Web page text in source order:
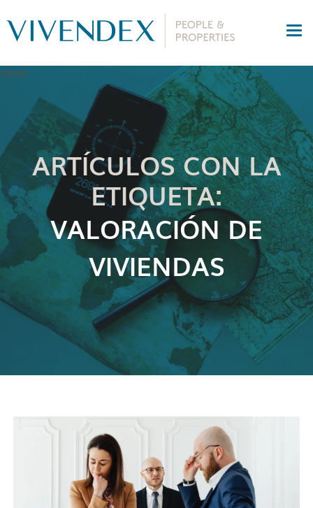
ARTÍCULOS CON LA
ETIQUETA:
VALORACIÓN DE
VIVIENDAS